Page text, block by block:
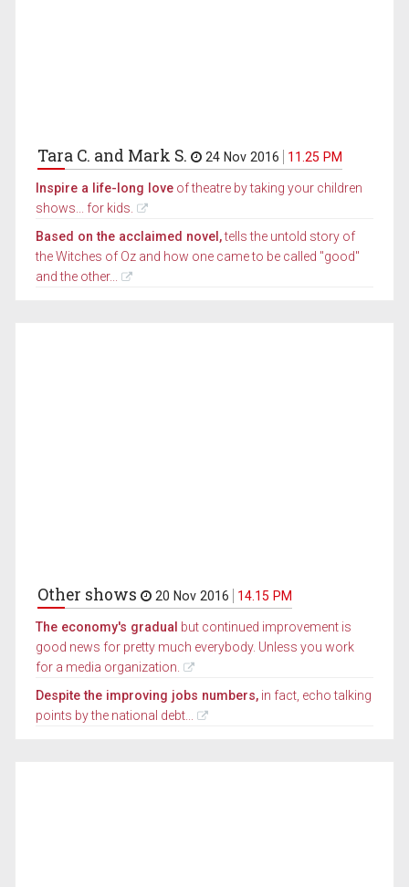
Tara C. and Mark S. 24 Nov 2016 11.25 PM
Inspire a life-long love of theatre by taking your children
shows... for kids.
Based on the acclaimed novel,tells the untold story of
the Witches of Oz and how one came to be called "good"
and the other...
Other shows 20 Nov 2016 14.15 PM
The economy's gradual but continued improvement is
good news for pretty much everybody. Unless you work
for a media organization.
Despite the improving jobs numbers, in fact, echo talking
points by the national debt...